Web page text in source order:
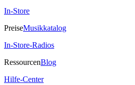
In-Store
PreiseMusikkatalog
In-Store-Radios
RessourcenBlog
Hilfe-Center